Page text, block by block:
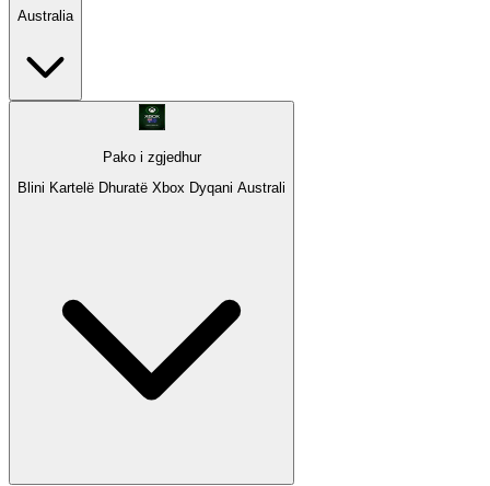
Australia
Pako i zgjedhur
Blini Kartelë Dhuratë Xbox Dyqani Australi